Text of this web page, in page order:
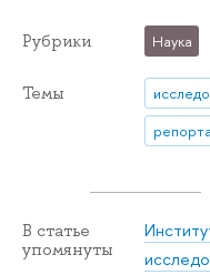
Рубрики Наука
Темы
В статье
упомянуты